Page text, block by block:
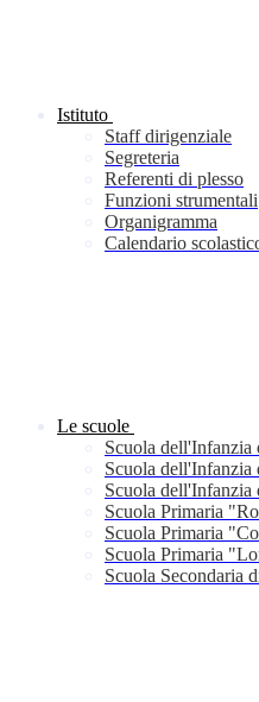
Istituto
Staff dirigenziale
Segreteria
Referenti di plesso
Funzioni strumentali
Organigramma
Calendario
Le scuole
Scuola
Scuola dell'Infanzia
Scuola dell'Infanzia
Scuola Primaria
Scuola Primaria
Scuola Primaria
Scuola Secondaria